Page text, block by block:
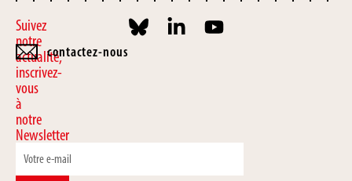
Suivez
notre
actualité,
inscrivez-
vous
à
notre
Newsletter
contactez-nous